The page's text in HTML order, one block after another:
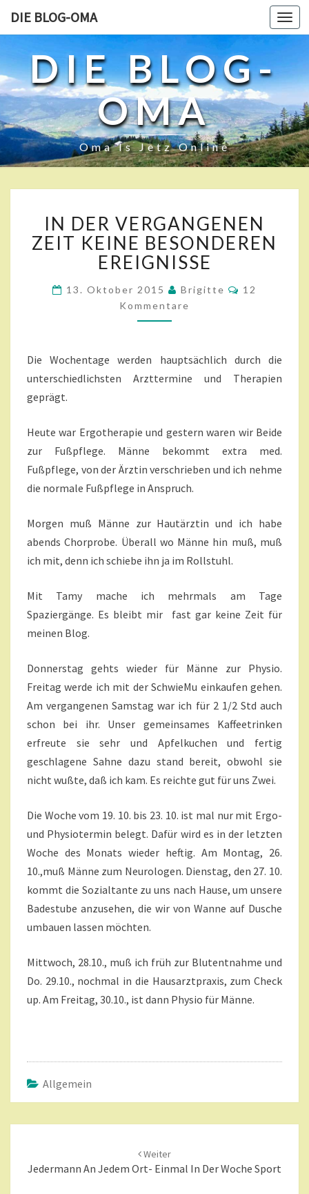
DIE BLOG-OMA
DIE BLOG-
OMA
Oma Is Jetz Online
N
D
E
R
V
N
G
N
E
T
E
I
N
S
D
R
E
N
E
E
I
N
I
S
E
?
>
IN DER VERGANGENEN
ZEIT KEINE BESONDEREN
EREIGNISSE
13. Oktober 2015 Brigitte
K
O
A
E
12
Kommentare
Die Wochentage werden hauptsächlich durch die
unterschiedlichsten Arzttermine und Therapien
geprägt.
Heute war Ergotherapie und gestern waren wir Beide
zur Fußpflege. Männe bekommt extra med.
Fußpflege, von der Ärztin verschrieben und ich nehme
die normale Fußpflege in Anspruch.
Morgen muß Männe zur Hautärztin und ich habe
abends Chorprobe. Überall wo Männe hin muß, muß
ich mit, denn ich schiebe ihn ja im Rollstuhl.
Mit Tamy mache ich mehrmals am Tage
Spaziergänge. Es bleibt mir fast gar keine Zeit für
meinen Blog.
Donnerstag gehts wieder für Männe zur Physio.
Freitag werde ich mit der SchwieMu einkaufen gehen.
Am vergangenen Samstag war ich für 2 1/2 Std auch
schon bei ihr. Unser gemeinsames Kaffeetrinken
erfreute sie sehr und Apfelkuchen und fertig
geschlagene Sahne dazu stand bereit, obwohl sie
nicht wußte, daß ich kam. Es reichte gut für uns Zwei.
Die Woche vom 19. 10. bis 23. 10. ist mal nur mit Ergo-
und Physiotermin belegt. Dafür wird es in der letzten
Woche des Monats wieder heftig. Am Montag, 26.
10.,muß Männe zum Neurologen. Dienstag, den 27. 10.
kommt die Sozialtante zu uns nach Hause, um unsere
Badestube anzusehen, die wir von Wanne auf Dusche
umbauen lassen möchten.
Mittwoch, 28.10., muß ich früh zur Blutentnahme und
Do. 29.10., nochmal in die Hausarztpraxis, zum Check
up. Am Freitag, 30.10., ist dann Physio für Männe.
Allgemein
Weiter
Jedermann An Jedem Ort- Einmal In Der Woche Sport